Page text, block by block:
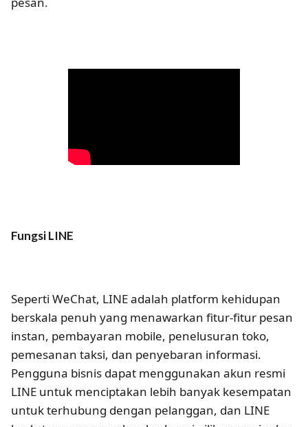
Fungsi LINE
Seperti WeChat, LINE adalah platform kehidupan
berskala penuh yang menawarkan fitur-fitur pesan
instan, pembayaran mobile, penelusuran toko,
pemesanan taksi, dan penyebaran informasi.
Pengguna bisnis dapat menggunakan akun resmi
LINE untuk menciptakan lebih banyak kesempatan
untuk terhubung dengan pelanggan, dan LINE